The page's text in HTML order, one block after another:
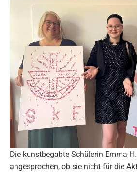
Die kunstbegabte Schülerin Emma
angesprochen, ob sie nicht für die